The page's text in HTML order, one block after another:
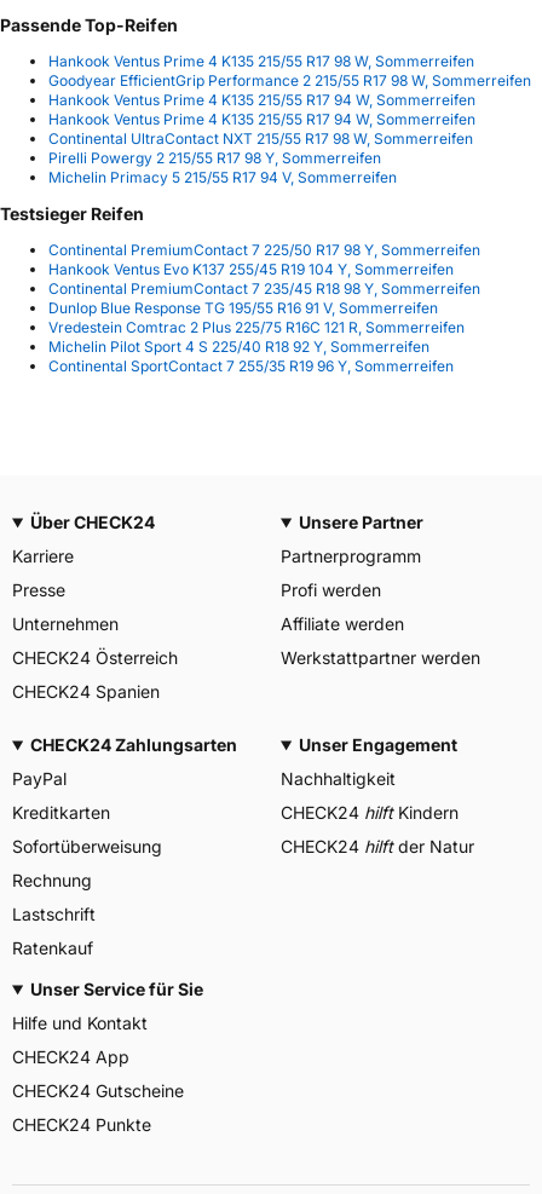
Passende Top-Reifen
Hankook Ventus Prime 4 K135 215/55 R17 98 W, Sommerreifen
Goodyear EfficientGrip Performance 2 215/55 R17 98 W, Sommerreifen
Hankook Ventus Prime 4 K135 215/55 R17 94 W, Sommerreifen
Hankook Ventus Prime 4 K135 215/55 R17 94 W, Sommerreifen
Continental UltraContact NXT 215/55 R17 98 W, Sommerreifen
Pirelli Powergy 2 215/55 R17 98 Y, Sommerreifen
Michelin Primacy 5 215/55 R17 94 V, Sommerreifen
Testsieger Reifen
Continental PremiumContact 7 225/50 R17 98 Y, Sommerreifen
Hankook Ventus Evo K137 255/45 R19 104 Y, Sommerreifen
Continental PremiumContact 7 235/45 R18 98 Y, Sommerreifen
Dunlop Blue Response TG 195/55 R16 91 V, Sommerreifen
Vredestein Comtrac 2 Plus 225/75 R16C 121 R, Sommerreifen
Michelin Pilot Sport 4 S 225/40 R18 92 Y, Sommerreifen
Continental SportContact 7 255/35 R19 96 Y, Sommerreifen
Über CHECK24
Karriere
Presse
Unternehmen
CHECK24 Österreich
CHECK24 Spanien
Unsere Partner
Partnerprogramm
Profi werden
Affiliate werden
Werkstattpartner werden
CHECK24 Zahlungsarten
PayPal
Kreditkarten
Sofortüberweisung
Rechnung
Lastschrift
Ratenkauf
Unser Engagement
Nachhaltigkeit
CHECK24 hilftKindern
CHECK24 hilftder Natur
Unser Service für Sie
Hilfe und Kontakt
CHECK24 App
CHECK24 Gutscheine
CHECK24 Punkte